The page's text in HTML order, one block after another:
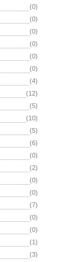
(0)
(0)
(0)
(0)
(0)
(0)
(4)
(12)
(5)
(10)
(5)
(6)
(0)
(2)
(0)
(0)
(7)
(0)
(0)
(1)
(3)